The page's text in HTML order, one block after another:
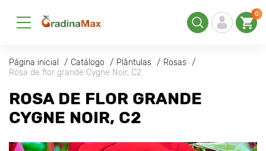
0
Página inicial Catálogo Plântulas
Rosas
Rosa de flor grande Cygne Noir, C2
ROSA DE FLOR GRANDE
CYGNE NOIR, C2